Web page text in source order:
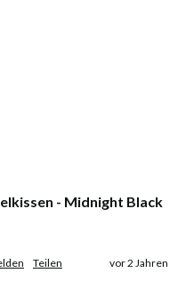
- Midnight Black
Teilen vor 2 Jahren